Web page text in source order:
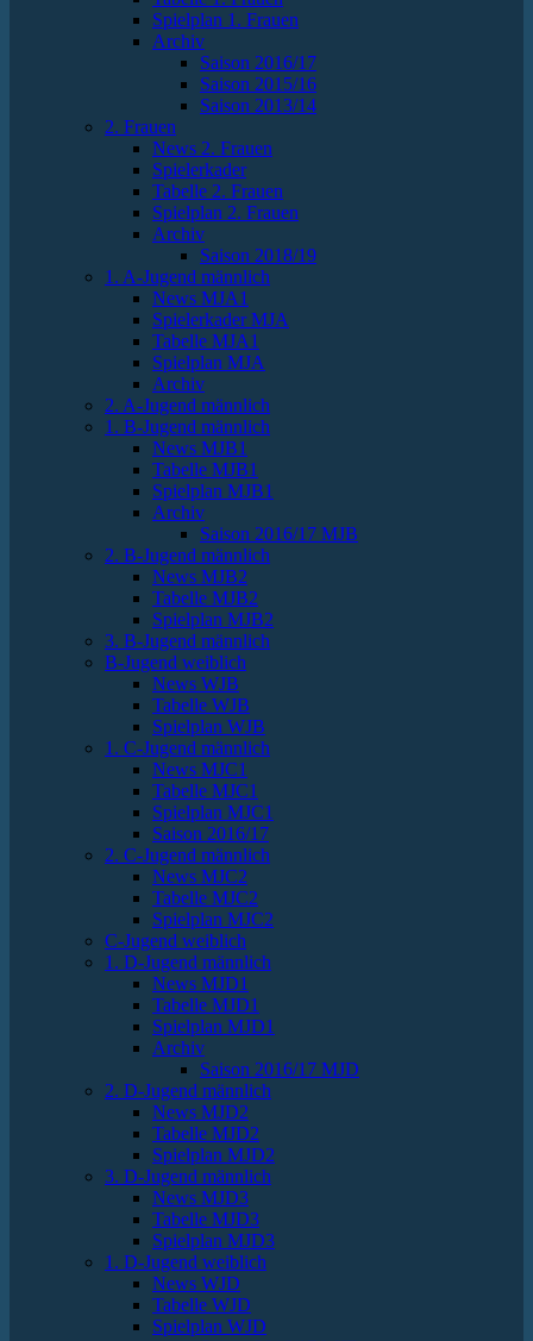
Spielplan 1. Frauen
Archiv
Saison 2016/17
Saison 2015/16
Saison 2013/14
2. Frauen
News 2. Frauen
Spielerkader
Tabelle 2. Frauen
Spielplan 2. Frauen
Archiv
Saison 2018/19
1. A-Jugend männlich
News MJA1
Spielerkader MJA
Tabelle MJA1
Spielplan MJA
Archiv
2. A-Jugend männlich
1. B-Jugend männlich
News MJB1
Tabelle MJB1
Spielplan MJB1
Archiv
Saison 2016/17 MJB
2. B-Jugend männlich
News MJB2
Tabelle MJB2
Spielplan MJB2
3. B-Jugend männlich
B-Jugend weiblich
News WJB
Tabelle WJB
Spielplan WJB
1. C-Jugend männlich
News MJC1
Tabelle MJC1
Spielplan MJC1
Saison 2016/17
2. C-Jugend männlich
News MJC2
Tabelle MJC2
Spielplan MJC2
C-Jugend weiblich
1. D-Jugend männlich
News MJD1
Tabelle MJD1
Spielplan MJD1
Archiv
Saison 2016/17 MJD
2. D-Jugend männlich
News MJD2
Tabelle MJD2
Spielplan MJD2
3. D-Jugend männlich
News MJD3
Tabelle MJD3
Spielplan MJD3
1. D-Jugend weiblich
News WJD
Tabelle WJD
Spielplan WJD